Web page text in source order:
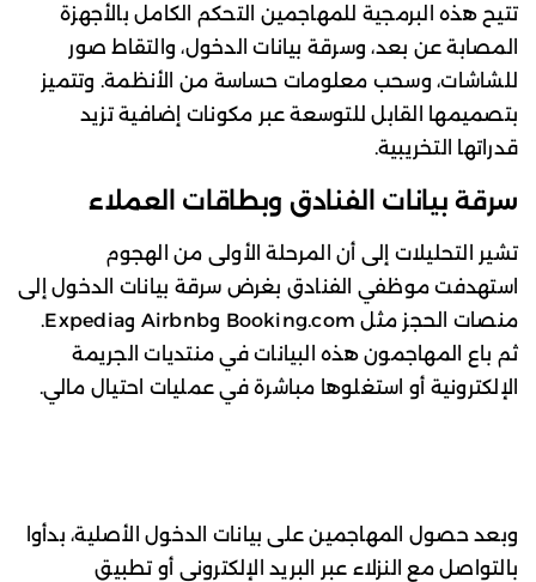
تتيح هذه البرمجية للمهاجمين التحكم الكامل بالأجهزة
المصابة عن بعد، وسرقة بيانات الدخول، والتقاط صور
للشاشات، وسحب معلومات حساسة من الأنظمة. وتتميز
بتصميمها القابل للتوسعة عبر مكونات إضافية تزيد
قدراتها التخريبية.
سرقة بيانات الفنادق وبطاقات العملاء
تشير التحليلات إلى أن المرحلة الأولى من الهجوم
استهدفت موظفي الفنادق بغرض سرقة بيانات الدخول إلى
منصات الحجز مثل Booking.com وAirbnb وExpedia.
ثم باع المهاجمون هذه البيانات في منتديات الجريمة
الإلكترونية أو استغلوها مباشرة في عمليات احتيال مالي.
وبعد حصول المهاجمين على بيانات الدخول الأصلية، بدأوا
بالتواصل مع النزلاء عبر البريد الإلكتروني أو تطبيق